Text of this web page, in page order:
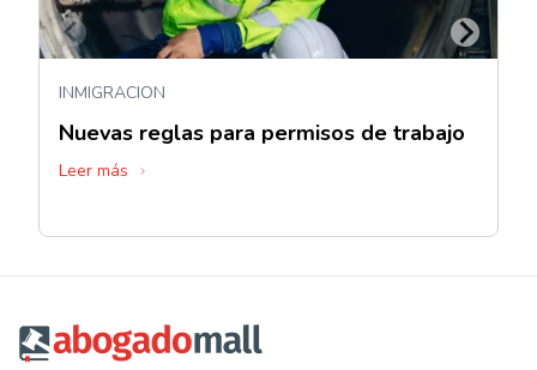
INMIGRACION
Nuevas reglas para permisos de trabajo
Leer más